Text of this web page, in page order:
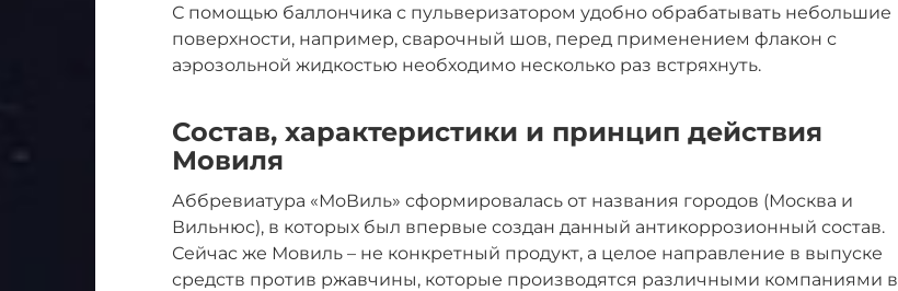
С помощью баллончика с пульверизатором удобно обрабатывать небольшие
поверхности, например, сварочный шов, перед применением флакон с
аэрозольной жидкостью необходимо несколько раз встряхнуть.
Состав, характеристики и принцип действия
Мовиля
Аббревиатура «МоВиль» сформировалась от названия городов (Москва и
Вильнюс), в которых был впервые создан данный антикоррозионный состав.
Сейчас же Мовиль – не конкретный продукт, а целое направление в выпуске
средств против ржавчины, которые производятся различными компаниями в